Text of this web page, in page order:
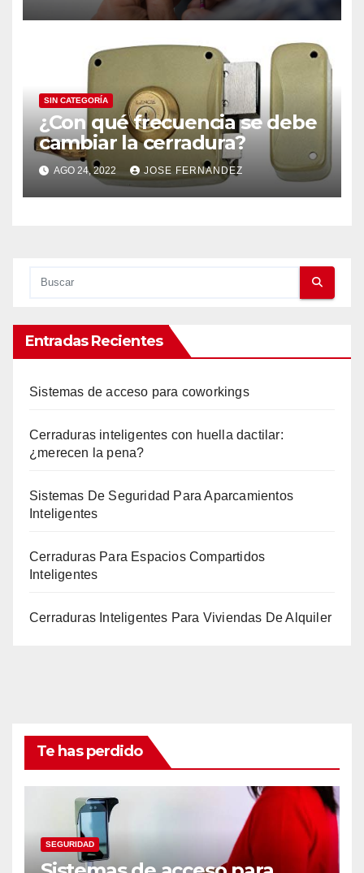
SIN CATEGORÍA
¿Con qué frecuencia se debe
cambiar la cerradura?
AGO 24, 2022 JOSE FERNANDEZ
Entradas Recientes
Sistemas de acceso para coworkings
Cerraduras inteligentes con huella dactilar:
¿merecen la pena?
Sistemas De Seguridad Para Aparcamientos
Inteligentes
Cerraduras Para Espacios Compartidos
Inteligentes
Cerraduras Inteligentes Para Viviendas De Alquiler
Te has perdido
SEGURIDAD